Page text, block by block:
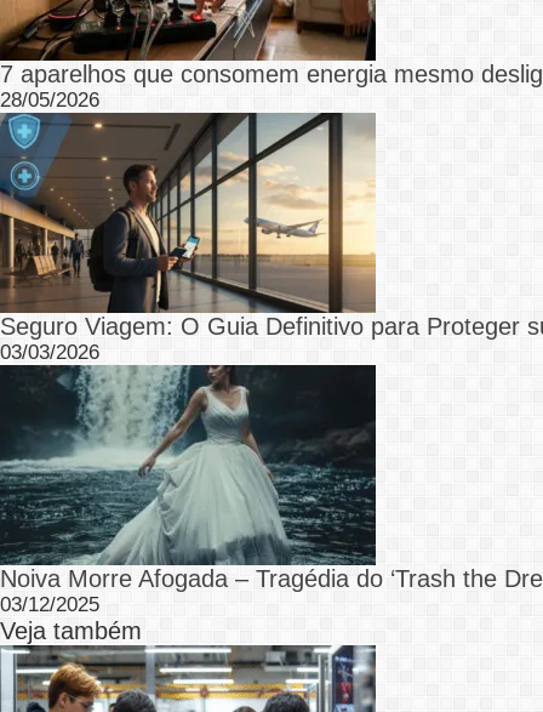
7 aparelhos que consomem energia mesmo
28/05/2026
Seguro Viagem: O Guia Definitivo para Proteger
03/03/2026
Noiva Morre Afogada – Tragédia do ‘Trash the
03/12/2025
Veja também